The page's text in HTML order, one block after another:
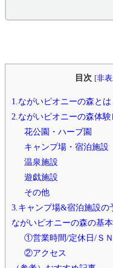
目次 [非
1.ながいピオニーの森とは
2.ながいピオニーの森体験
花公園・ハーブ園
キャンプ場・宿泊施設
温泉施設
遊戯施設
その他
3.キャンプ場&宿泊施設の
ながいピオニーの森の基
①営業時間/定休日/Ｓ
②アクセス